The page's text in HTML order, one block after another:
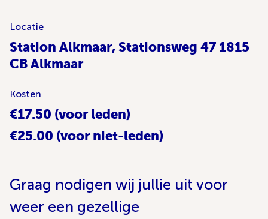
Locatie
Station Alkmaar, Stationsweg 47 1815
CB Alkmaar
Kosten
€17.50 (voor leden)
€25.00 (voor niet-leden)
Graag nodigen wij jullie uit voor
weer een gezellige